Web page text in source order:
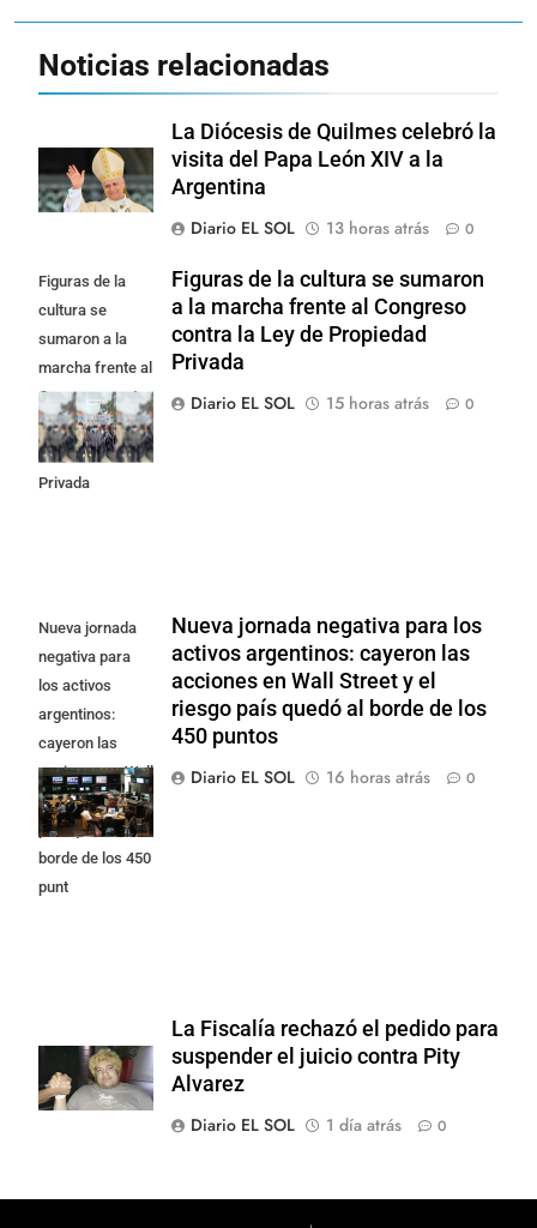
Noticias relacionadas
La Diócesis de Quilmes celebró la
visita del Papa León XIV a la
Argentina
Diario EL SOL
13 horas atrás 0
Figuras de la
cultura se
sumaron a la
marcha frente al
Congreso contra
la Ley de
Propiedad
Privada
Figuras de la cultura se sumaron
a la marcha frente al Congreso
contra la Ley de Propiedad
Privada
Diario EL SOL
15 horas atrás 0
Nueva jornada
negativa para
los activos
argentinos:
cayeron las
acciones en Wall
Street y el riesgo
país quedó al
borde de los 450
punt
Nueva jornada negativa para los
activos argentinos: cayeron las
acciones en Wall Street y el
riesgo país quedó al borde de los
450 puntos
Diario EL SOL
16 horas atrás 0
La Fiscalía rechazó el pedido para
suspender el juicio contra Pity
Alvarez
Diario EL SOL
1 día atrás 0